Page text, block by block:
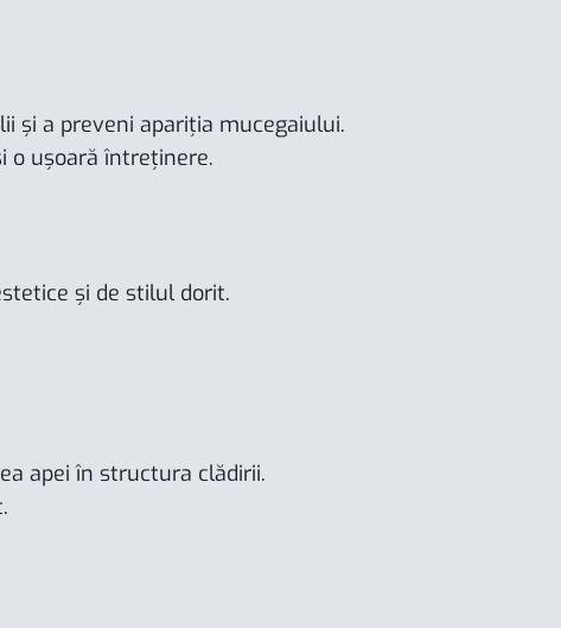
și a preveni apariția mucegaiului.
o ușoară întreținere.
și de stilul dorit.
apei în structura clădirii.